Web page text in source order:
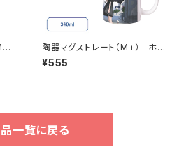
陶器マグストレート（M+） ホワ
イト MG
¥555
一覧に戻る